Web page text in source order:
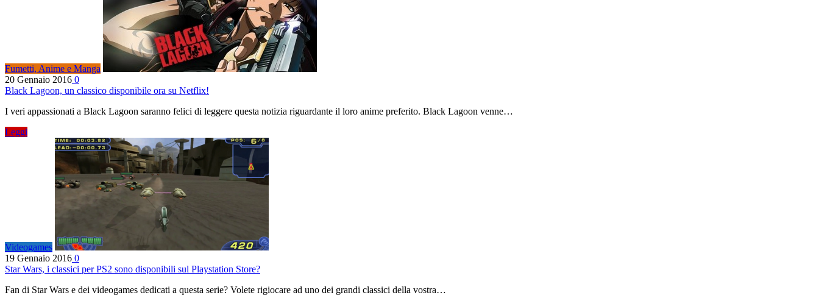
Fumetti, Anime e Manga
20 Gennaio 2016 0
Black Lagoon, un classico disponibile ora su Netflix!
I veri appassionati a Black Lagoon saranno felici di leggere questa notizia riguardante il loro anime preferito. Black Lagoon venne…
Leggi
Videogames
19 Gennaio 2016 0
Star Wars, i classici per PS2 sono disponibili sul Playstation Store?
Fan di Star Wars e dei videogames dedicati a questa serie? Volete rigiocare ad uno dei grandi classici della vostra…